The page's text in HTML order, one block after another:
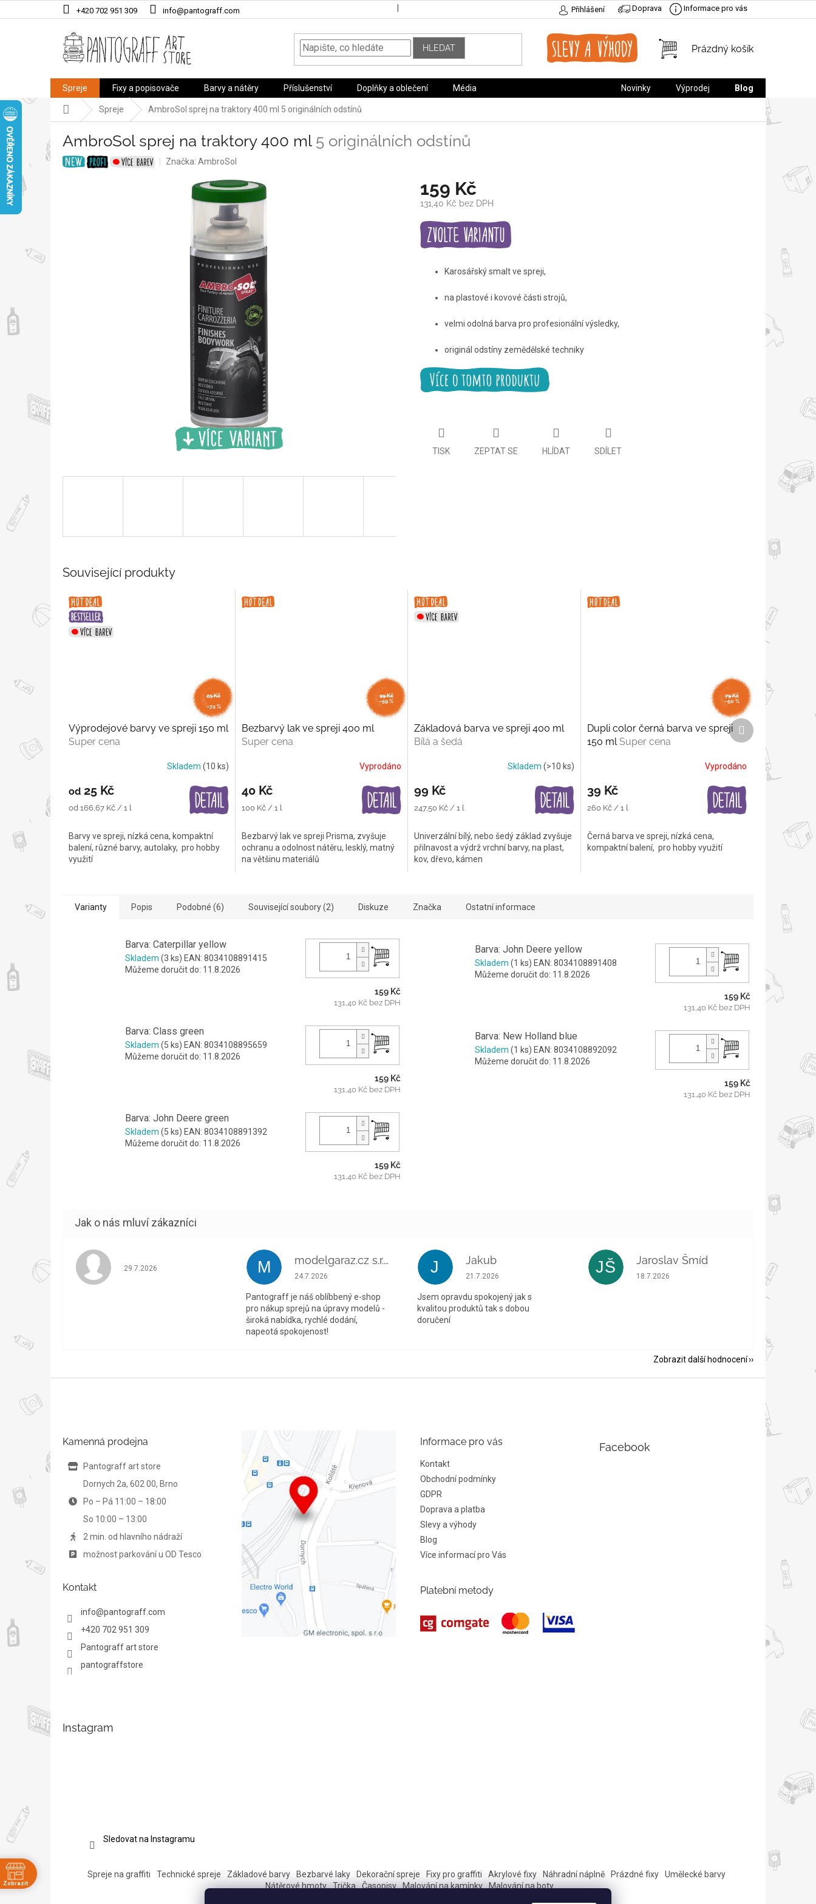
na
+420 702 951 309 info@pantograff.com Přihlášení Doprava Informace pro vás
HLEDAT
NÁKUPNÍ
Prázdný košík
Spreje Fixy a popisovače Barvy a nátěry Příslušenství Doplňky a oblečení Média Novinky Výprodej Blog
Domů Spreje AmbroSol sprej na traktory 400 ml 5 originálních odstínů
AmbroSol sprej na traktory 400 ml 5 originálních odstínů
Značka: AmbroSol
159 Kč
131,40 Kč bez DPH
Měrná
cena:
Karosářský smalt ve spreji,
na plastové i kovové části strojů,
velmi odolná barva pro profesionální výsledky,
originál odstíny zemědělské techniky
TISK ZEPTAT SE HLÍDAT SDÍLET
Související produkty
od
25 Kč
–72 %
Výprodejové barvy ve spreji 150 ml
Super cena
Skladem (10 ks)
od 25 Kč
Měrná
od 166,67 Kč / 1 l
Barvy ve spreji, nízká cena, kompaktní
balení, různé barvy, autolaky, pro hobby
využití
99 Kč
–59 %
Bezbarvý lak ve spreji 400 ml
Super cena
Vyprodáno
40 Kč
Měrná
100 Kč / 1 l
Bezbarvý lak ve spreji Prisma, zvyšuje
ochranu a odolnost nátěru, lesklý, matný
na většinu materiálů
Základová barva ve spreji 400 ml
Bílá a šedá
Skladem (>10 ks)
99 Kč
Měrná
247,50 Kč / 1 l
Univerzální bílý, nebo šedý základ zvyšuje
přilnavost a výdrž vrchní barvy, na plast,
kov, dřevo, kámen
79 Kč
–50 %
Dupli color černá barva ve spreji
150 mlSuper cena
Vyprodáno
39 Kč
Měrná
260 Kč / 1 l
Černá barva ve spreji, nízká cena,
kompaktní balení, pro hobby využití
Další
produkt
Varianty Popis Podobné (6) Související soubory (2) Diskuze Značka Ostatní informace
Barva: Caterpillar yellow
Skladem (3 ks) EAN: 8034108891415
Můžeme doručit do: 11.8.2026
159 Kč
131,40 Kč bez DPH
Barva: Class green
Skladem (5 ks) EAN: 8034108895659
Můžeme doručit do: 11.8.2026
159 Kč
131,40 Kč bez DPH
Barva: John Deere green
Skladem (5 ks) EAN: 8034108891392
Můžeme doručit do: 11.8.2026
159 Kč
131,40 Kč bez DPH
Barva: John Deere yellow
Skladem (1 ks) EAN: 8034108891408
Můžeme doručit do: 11.8.2026
159 Kč
131,40 Kč bez DPH
Barva: New Holland blue
Skladem (1 ks) EAN: 8034108892092
Můžeme doručit do: 11.8.2026
159 Kč
131,40 Kč bez DPH
Hodnocení obchodu je 5 z 5 hvězdiček.
29.7.2026 M modelgaraz.cz s.r.o.
Hodnocení obchodu je 5 z 5 hvězdiček.
24.7.2026
Pantograff je náš oblíbbený e-shop
pro nákup sprejů na úpravy modelů -
široká nabídka, rychlé dodání,
napeotá spokojenost!
J Jakub
Hodnocení obchodu je 5 z 5 hvězdiček.
21.7.2026
Jsem opravdu spokojený jak s
kvalitou produktů tak s dobou
doručení
JŠ Jaroslav Šmíd
Hodnocení obchodu je 5 z 5 hvězdiček.
18.7.2026
Zobrazit další hodnocení
Kamenná prodejna
Pantograff art store
Dornych 2a, 602 00, Brno
Po – Pá 11:00 – 18:00
So 10:00 – 13:00
2 min. od hlavního nádraží
možnost parkování u OD Tesco
Kontakt
info@pantograff.com
+420 702 951 309
Pantograff art store
pantograffstore
Informace pro vás
Kontakt
Obchodní podmínky
GDPR
Doprava a platba
Slevy a výhody
Blog
Více informací pro Vás
Platební metody
Facebook
Instagram
Sledovat na Instagramu
Spreje na graffiti Technické spreje Základové barvy Bezbarvé laky Dekorační spreje Fixy pro graffiti Akrylové fixy Náhradní náplně Prázdné fixy
Umělecké barvy
Nátěrové hmoty
Trička Časopisy Malování na kamínky Malování na boty
Zobrazit